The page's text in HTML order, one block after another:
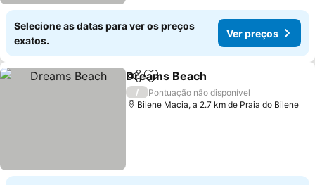
Selecione as datas para ver os preços
exatos.
Ver preços
PartilharAdicionar aos favoritos
Dreams Beach
/
Pontuação não disponível
Bilene Macia, a 2.7 km de Praia do Bilene